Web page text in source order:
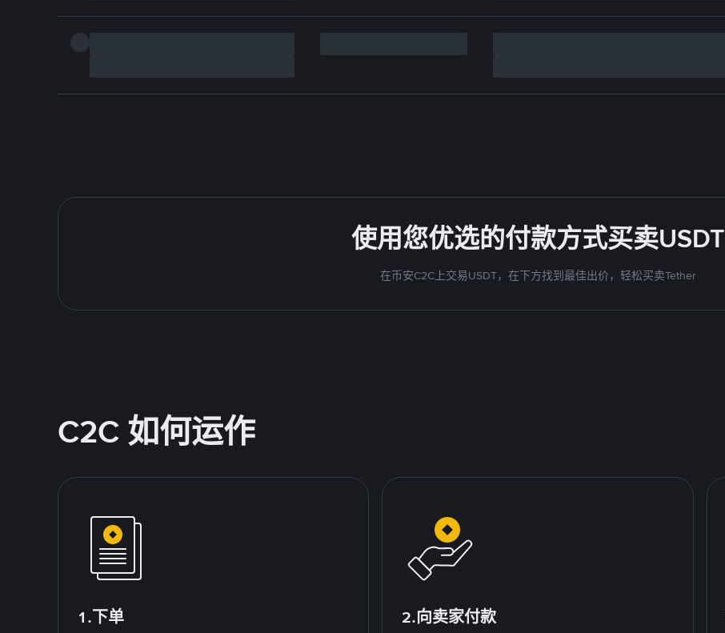
使用您优选的付款方式买卖USDT
在币安C2C上交易USDT，在下方找到最佳出价，轻松买卖Tether
C2C 如何运作
1.下单 2.向卖家付款